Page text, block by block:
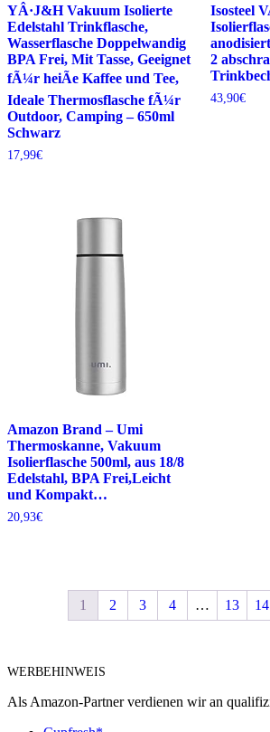
YÂ·J&H Vakuum Isolierte
Edelstahl Trinkflasche,
Wasserflasche Doppelwandig
BPA Frei, Mit Tasse, Geeignet
fÃ¼r heiÃe Kaffee und Tee,
Ideale Thermosflasche fÃ¼r
Outdoor, Camping – 650ml
Schwarz
17,99€
Isosteel
2
43,90€
Amazon Brand – Umi
Thermoskanne, Vakuum
Isolierflasche 500ml, aus 18/8
Edelstahl, BPA Frei,Leicht
und Kompakt…
20,93€
1 2 3 4 … 13 14
WERBEHINWEIS
Als Amazon-Partner verdienen wir an